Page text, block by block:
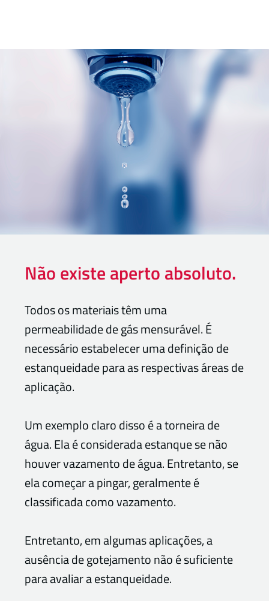
Não existe aperto absoluto.
Todos os materiais têm uma
permeabilidade de gás mensurável. É
necessário estabelecer uma definição de
estanqueidade para as respectivas áreas de
aplicação.
Um exemplo claro disso é a torneira de
água. Ela é considerada estanque se não
houver vazamento de água. Entretanto, se
ela começar a pingar, geralmente é
classificada como vazamento.
Entretanto, em algumas aplicações, a
ausência de gotejamento não é suficiente
para avaliar a estanqueidade.